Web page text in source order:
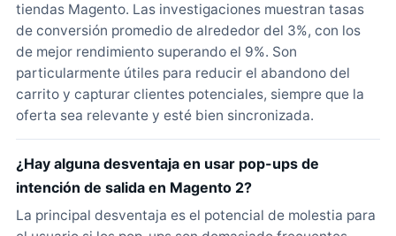
tiendas Magento. Las investigaciones muestran tasas
de conversión promedio de alrededor del 3%, con los
de mejor rendimiento superando el 9%. Son
particularmente útiles para reducir el abandono del
carrito y capturar clientes potenciales, siempre que la
oferta sea relevante y esté bien sincronizada.
¿Hay alguna desventaja en usar pop-ups de
intención de salida en Magento 2?
La principal desventaja es el potencial de molestia para